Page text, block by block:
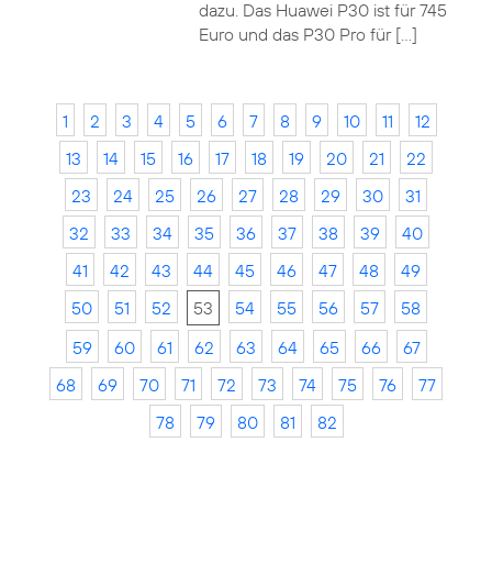
dazu. Das Huawei P30 ist für 745
Euro und das P30 Pro für […]
1 2 3 4 5 6 7 8 9 10 11
12
13
14 15 16 17 18 19 20 21
22
23
24 25 26 27 28 29 30
31
32
33 34 35 36 37 38 39
40
41
42 43 44 45 46 47 48
49
50
51 52 53 54 55 56 57
58
59
60 61 62 63 64 65 66
67
68
69 70 71 72 73 74 75 76
77
78
79 80 81 82